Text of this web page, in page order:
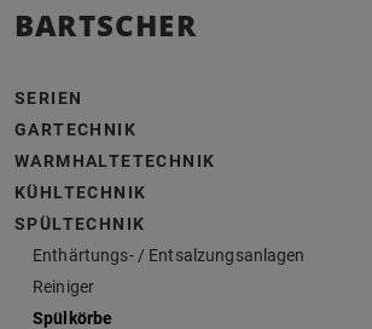
BARTSCHER
SERIEN
GARTECHNIK
WARMHALTETECHNIK
KÜHLTECHNIK
SPÜLTECHNIK
Enthärtungs- / Entsalzungsanlagen
Reiniger
Spülkörbe